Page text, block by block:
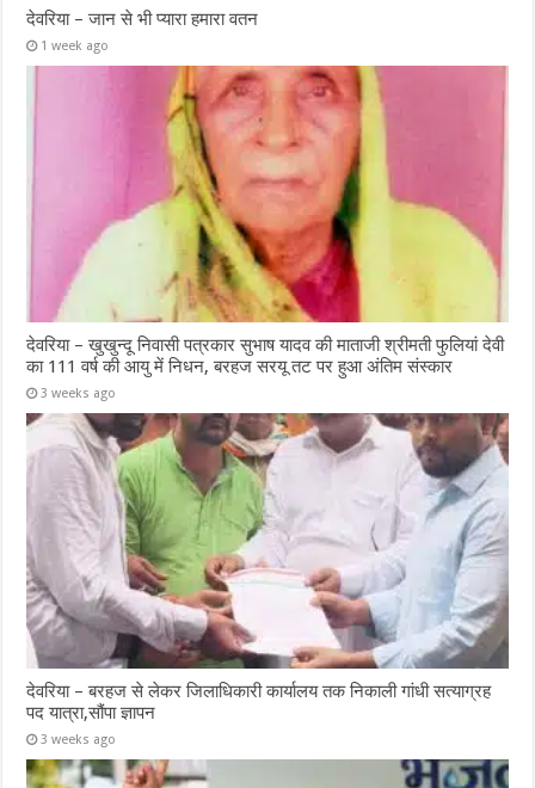
देवरिया – जान से भी प्यारा हमारा वतन
1 week ago
देवरिया – खुखुन्दू निवासी पत्रकार सुभाष यादव की माताजी श्रीमती फुलियां देवी
का 111 वर्ष की आयु में निधन, बरहज सरयू तट पर हुआ अंतिम संस्कार
3 weeks ago
देवरिया – बरहज से लेकर जिलाधिकारी कार्यालय तक निकाली गांधी सत्याग्रह
पद यात्रा,सौंपा ज्ञापन
3 weeks ago